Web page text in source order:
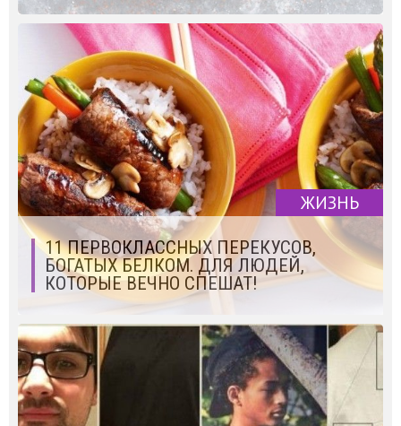
ЖИЗНЬ
11 ПЕРВОКЛАССНЫХ ПЕРЕКУСОВ,
БОГАТЫХ БЕЛКОМ. ДЛЯ ЛЮДЕЙ,
КОТОРЫЕ ВЕЧНО СПЕШАТ!